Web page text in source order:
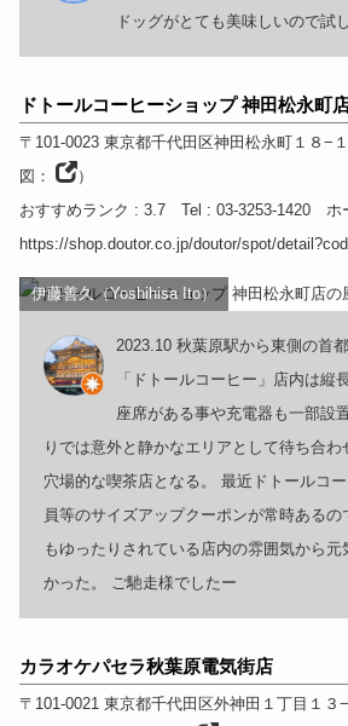
ドッグがとても美味しいので試
ドトールコーヒーショップ 神田松永町
〒101-0023 東京都千代田区神田松永町１８−
図：
）
おすすめランク : 3.7 Tel : 03-3253-1420 ホ
https://shop.doutor.co.jp/doutor/spot/
伊藤善久（Yoshihisa Ito）
2023.10 秋葉原駅から東側の首
「ドトールコーヒー」店内は縦
座席がある事や充電器も一部設
りでは意外と静かなエリアとして待ち合
穴場的な喫茶店となる。 最近ドトールコ
員等のサイズアップクーポンが常時あるの
もゆったりされている店内の雰囲気から元
かった。 ご馳走様でしたー
カラオケパセラ秋葉原電気街店
〒101-0021 東京都千代田区外神田１丁目１３